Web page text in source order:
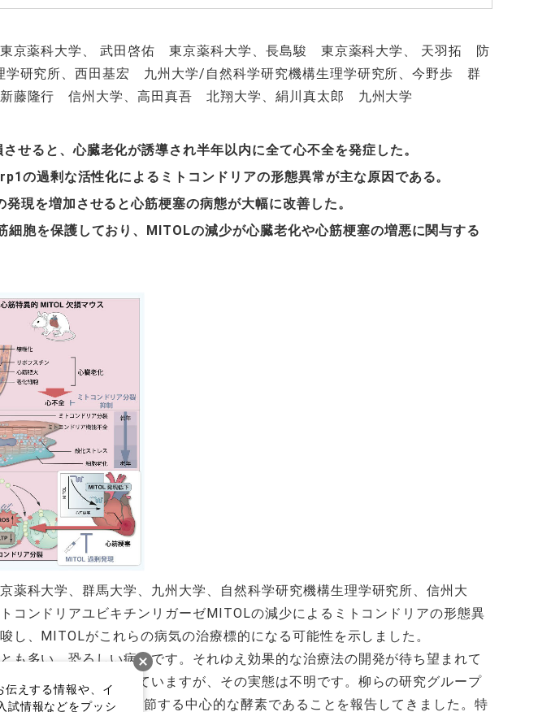
京薬科大学、 武田啓佑 東京薬科大学、長島駿 東京薬科大学、 天羽拓 防
学研究所、西田基宏 九州大学/ 自然科学研究機構生理学研究所、今野歩 群
藤隆行 信州大学、高田真吾 北翔大学、絹川真太郎 九州大学
せると、心臓老化が誘導され半年以内に全て心不全を発症した。
の過剰な活性化によるミトコンドリアの形態異常が主な原因である。
発現を増加させると心筋梗塞の病態が大幅に改善した。
胞を保護しており、 MITOLの減少が心臓老化や心筋梗塞の増悪に関与する
科大学、群馬大学、九州大学、自然科学研究機構生理学研究所、信州大
コンドリアユビキチンリガーゼMITOLの減少によるミトコンドリアの形態異
、MITOLがこれらの病気の治療標的になる可能性を示しました。
多い、恐ろしい病気です。それゆえ効果的な治療法の開発が待ち望まれて
つとして注目されていますが、その実態は不明です。柳らの研究グループ
アの形態と機能を調節する中心的な酵素であることを報告してきました。特
えする情報や、イ
試情報などをプッシ